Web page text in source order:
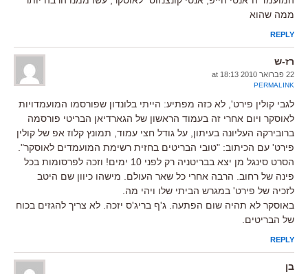
ממה שהוא
REPLY
רז-ש
22 פברואר 2010 at 18:13
PERMALINK
לגבי קולין פירט', לא כזה מפתיע: הייתי בלונדון שפורסמו המועמדויות
לאוסקר ויום אחרי זה בעמוד הראשון של הגארדיאן הבריטי פורסמה
ברובירקה העליונה בעיתון, על גודל חצי עמוד, תמונץ קלוז אפ של קולין
פירט' עם הכיתוב: "טובי הבריטים בחזית רשימת המועמדים לאוסקר".
הסרט סינגל מן יצא בבריטניה רק לפני 10 ימים! וזכה לפרסומות בכל
פינה של רחוב. הרבה אחרי כל שאר העולם. מישהו כיוון שם היטב
לזכיה של פירט' במגרש הביתי שלו ויהי מה.
באוסקר לא תהיה שום הפתעה. ג'ף בריג'ס יזכה. לא צריך להגזים בכוח
של הבריטים.
REPLY
בן